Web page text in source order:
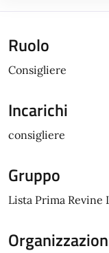
Ruolo
Consigliere
Incarichi
consigliere
Gruppo
Lista Prima Revine